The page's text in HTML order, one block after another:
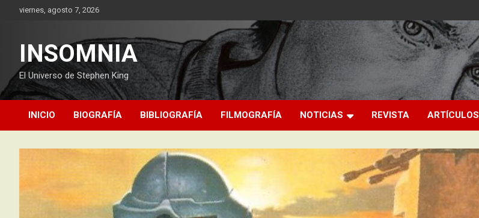
viernes, agosto 7, 2026
INSOMNIA
El Universo de Stephen King
INICIO BIOGRAFÍA BIBLIOGRAFÍA FILMOGRAFÍA NOTICIAS REVISTA ARTÍCULOS